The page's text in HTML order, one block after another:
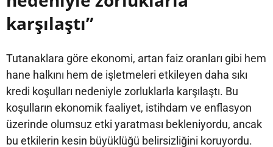
karşılaştı”
Tutanaklara göre ekonomi, artan faiz oranları gibi hem
hane halkını hem de işletmeleri etkileyen daha sıkı
kredi koşulları nedeniyle zorluklarla karşılaştı. Bu
koşulların ekonomik faaliyet, istihdam ve enflasyon
üzerinde olumsuz etki yaratması bekleniyordu, ancak
bu etkilerin kesin büyüklüğü belirsizliğini koruyordu.